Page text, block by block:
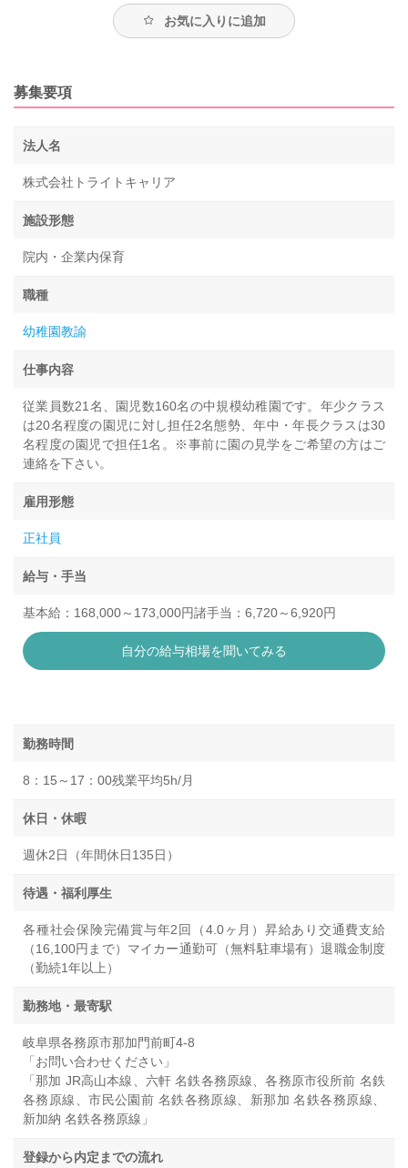
お気に入りに追加
募集要項
法人名
株式会社トライトキャリア
施設形態
院内・企業内保育
職種
幼稚園教諭
仕事内容
従業員数21名、園児数160名の中規模幼稚園です。年少クラス
は20名程度の園児に対し担任2名態勢、年中・年長クラスは30
名程度の園児で担任1名。※事前に園の見学をご希望の方はご
連絡を下さい。
雇用形態
正社員
給与・手当
基本給：168,000～173,000円諸手当：6,720～6,920円
自分の給与相場を聞いてみる
勤務時間
8：15～17：00残業平均5h/月
休日・休暇
週休2日（年間休日135日）
待遇・福利厚生
各種社会保険完備賞与年2回（4.0ヶ月）昇給あり交通費支給
（16,100円まで）マイカー通勤可（無料駐車場有）退職金制度
（勤続1年以上）
勤務地・最寄駅
岐阜県各務原市那加門前町4-8
「お問い合わせください」
「那加 JR高山本線、六軒 名鉄各務原線、各務原市役所前 名鉄
各務原線、市民公園前 名鉄各務原線、新那加 名鉄各務原線、
新加納 名鉄各務原線」
登録から内定までの流れ